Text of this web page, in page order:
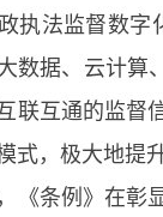
执法监督数
数据、云计算
联互通的监督
式，极大地提
《条例》在彰